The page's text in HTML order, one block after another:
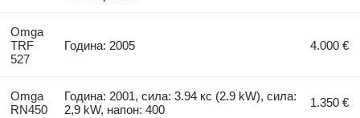
Omga
TRF
527
Година: 2005 4.000 €
Omga
RN450
Година: 2001, сила: 3.94 кс (2.9 kW), сила:
2,9 kW, напон: 400
1.350 €